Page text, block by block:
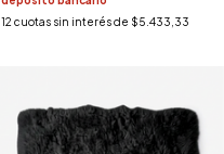
12 cuotas sin interés de $5.433,33